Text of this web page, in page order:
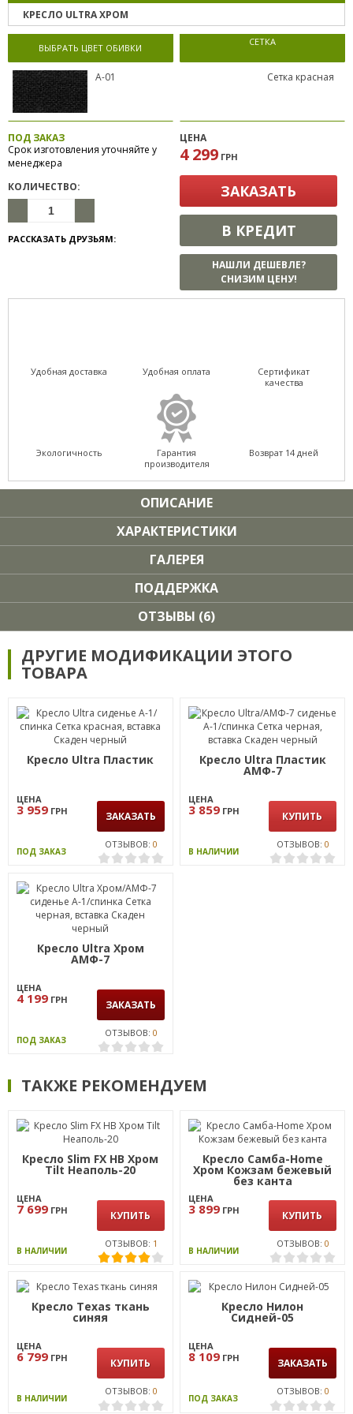
КРЕСЛО ULTRA ХРОМ
ВЫБРАТЬ ЦВЕТ ОБИВКИ
А-01
СЕТКА
Сетка красная
ПОД ЗАКАЗ
Срок изготовления уточняйте у
менеджера
КОЛИЧЕСТВО:
РАССКАЗАТЬ ДРУЗЬЯМ:
ЦЕНА
4 299 ГРН
ЗАКАЗАТЬ
В КРЕДИТ
НАШЛИ ДЕШЕВЛЕ?
СНИЗИМ ЦЕНУ!
Удобная доставка Удобная оплата
Сертификат
качества
Экологичность
Гарантия
производителя
Возврат 14 дней
ОПИСАНИЕ
ХАРАКТЕРИСТИКИ
ГАЛЕРЕЯ
ПОДДЕРЖКА
ОТЗЫВЫ (6)
ДРУГИЕ МОДИФИКАЦИИ ЭТОГО
ТОВАРА
Кресло Ultra Пластик
ЦЕНА
3 959 ГРН ЗАКАЗАТЬ
ПОД ЗАКАЗ
ОТЗЫВОВ: 0
Кресло Ultra Пластик
АМФ-7
ЦЕНА
3 859 ГРН КУПИТЬ
В НАЛИЧИИ
ОТЗЫВОВ: 0
Кресло Ultra Хром
АМФ-7
ЦЕНА
4 199 ГРН ЗАКАЗАТЬ
ПОД ЗАКАЗ
ОТЗЫВОВ: 0
ТАКЖЕ РЕКОМЕНДУЕМ
Кресло Slim FX HB Хром
Tilt Неаполь-20
ЦЕНА
7 699 ГРН КУПИТЬ
В НАЛИЧИИ
ОТЗЫВОВ: 1
Кресло Самба-Home
Хром Кожзам бежевый
без канта
ЦЕНА
3 899 ГРН КУПИТЬ
В НАЛИЧИИ
ОТЗЫВОВ: 0
Кресло Texas ткань
синяя
ЦЕНА
6 799 ГРН КУПИТЬ
В НАЛИЧИИ
ОТЗЫВОВ: 0
Кресло Нилон
Сидней-05
ЦЕНА
8 109 ГРН ЗАКАЗАТЬ
ПОД ЗАКАЗ
ОТЗЫВОВ: 0